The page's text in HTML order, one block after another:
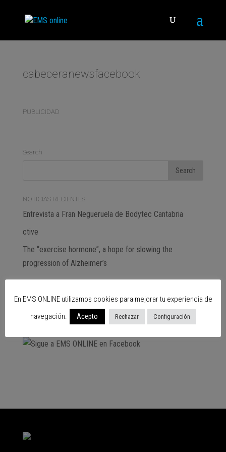
cabeceranewsfacebook
PUBLICIDAD
Search
NOTICIAS RECIENTES
Entrevista a Fran Negueruela de Bodytec Cantabria
ctive
The “exercise hormone”, a hope for slowing the
progression of Alzheimer’s
SIGUENOS EN…
En EMS ONLINE utilizamos cookies para mejorar tu experiencia de
navegación.
Acepto Rechazar Configuración